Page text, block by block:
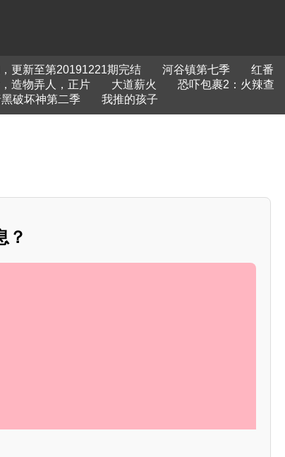
更新至第20191221期完结 河谷镇第七季
红番
造物弄人，正片 大道薪火
恐吓包裹2：火辣查
破坏神第二季 我推的孩子
？